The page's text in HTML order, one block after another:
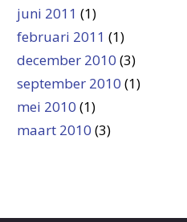
juni 2011 (1)
februari 2011 (1)
december 2010 (3)
september 2010 (1)
mei 2010 (1)
maart 2010 (3)